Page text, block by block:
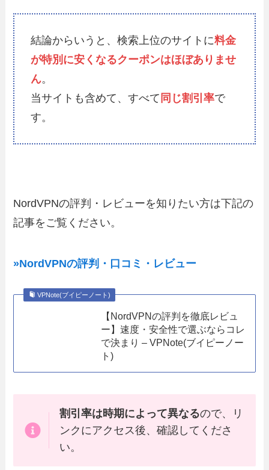
結論からいうと、検索上位のサイトに料金
が特別に安くなるクーポンはほぼありませ
ん。
当サイトも含めて、すべて 同じ割引率で
す。
NordVPNの評判・レビューを知りたい方は下記の
記事をご覧ください。
»NordVPNの評判・口コミ・レビュー
VPNote(ブイピーノート)
【NordVPNの評判を徹底レビュ
ー】速度・安全性で選ぶならコレ
で決まり – VPNote(ブイピーノー
ト)
割引率は時期によって異なるので、リ
ンクにアクセス後、確認してくださ
い。